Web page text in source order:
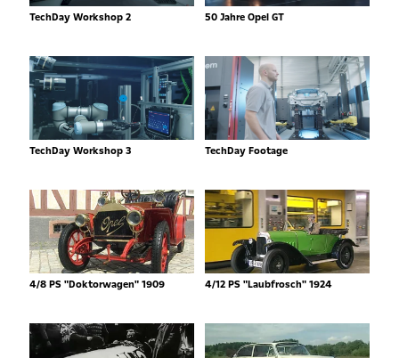
TechDay Workshop 2 50 Jahre Opel GT
TechDay Workshop 3 TechDay Footage
4/8 PS "Doktorwagen" 1909 4/12 PS "Laubfrosch" 1924